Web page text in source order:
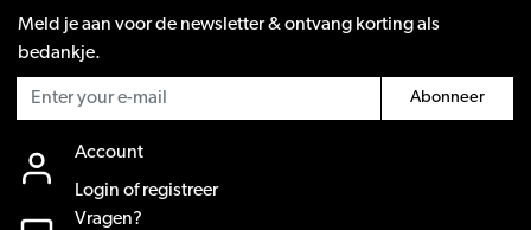
Meld je aan voor de newsletter & ontvang korting als
bedankje.
Abonneer
Account
Login of registreer
Vragen?